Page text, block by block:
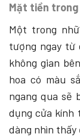
Mặt tiền trong
Một trong
tượng ngay từ
không gian
hoa có màu
ngang qua sẽ
dụng cửa kính
dàng nhìn